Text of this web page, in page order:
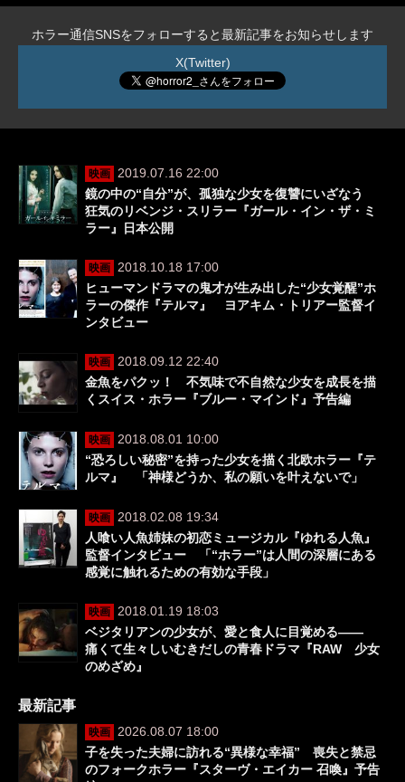
ホラー通信SNSをフォローすると最新記事をお知らせします
X(Twitter)
映画 2019.07.16 22:00
鏡の中の“自分”が、孤独な少女を復讐にいざなう
狂気のリベンジ・スリラー『ガール・イン・ザ・ミ
ラー』日本公開
映画 2018.10.18 17:00
ヒューマンドラマの鬼才が生み出した“少女覚醒”ホ
ラーの傑作『テルマ』 ヨアキム・トリアー監督イ
ンタビュー
映画 2018.09.12 22:40
金魚をパクッ！ 不気味で不自然な少女を成長を描
くスイス・ホラー『ブルー・マインド』予告編
映画 2018.08.01 10:00
“恐ろしい秘密”を持った少女を描く北欧ホラー『テ
ルマ』 「神様どうか、私の願いを叶えないで」
映画 2018.02.08 19:34
人喰い人魚姉妹の初恋ミュージカル『ゆれる人魚』
監督インタビュー 「“ホラー”は人間の深層にある
感覚に触れるための有効な手段」
映画 2018.01.19 18:03
ベジタリアンの少女が、愛と食人に目覚める――
痛くて生々しいむきだしの青春ドラマ『RAW 少女
のめざめ』
最新記事
映画 2026.08.07 18:00
子を失った夫婦に訪れる“異様な幸福” 喪失と禁忌
のフォークホラー『スターヴ・エイカー 召喚』予告